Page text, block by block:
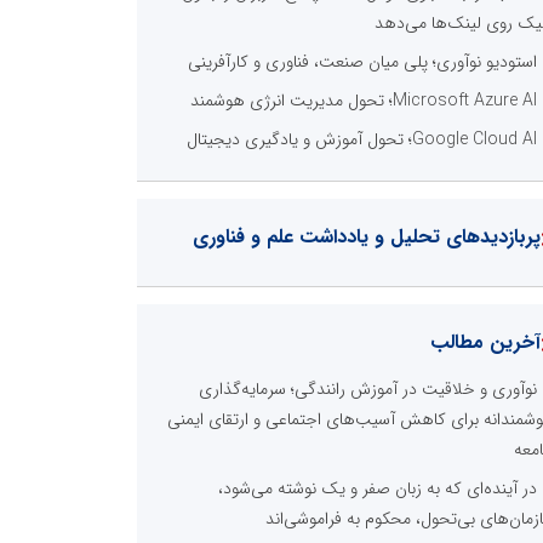
روی لینک‌ها می‌دهد
استودیو نوآوری؛ پلی میان صنعت، فناوری و کارآفرینی
Microsoft Azure AI؛ تحول مدیریت انرژی هوشمند
Google Cloud AI؛ تحول آموزش و یادگیری دیجیتال
پربازدیدهای تحلیل و یادداشت علم و فناوری
آخرین مطالب
نوآوری و خلاقیت در آموزش رانندگی؛ سرمایه‌گذاری
برای کاهش آسیب‌های اجتماعی و ارتقای ایمنی
در آینده‌ای که به زبان صفر و یک نوشته می‌شود،
بی‌تحول، محکوم به فراموشی‌اند